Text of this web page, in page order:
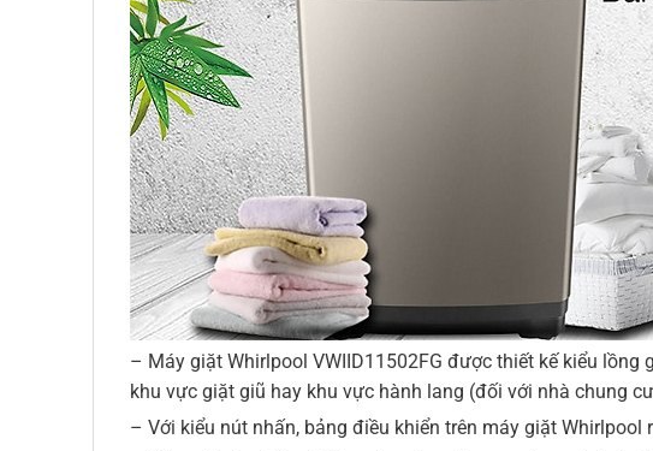
– Máy giặt Whirlpool VWIID11502FG được thiết kế kiểu
khu vực giặt giũ hay khu vực hành lang (đối với nhà chung
– Với kiểu nút nhấn, bảng điều khiển trên máy giặt